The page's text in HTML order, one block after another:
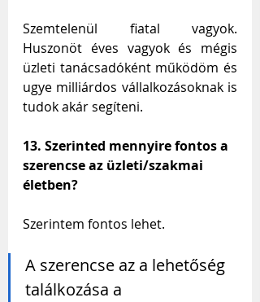
Szemtelenül fiatal vagyok.
Huszonöt éves vagyok és mégis
üzleti tanácsadóként működöm és
ugye milliárdos vállalkozásoknak is
tudok akár segíteni.
13. Szerinted mennyire fontos a
szerencse az üzleti/szakmai
életben?
Szerintem fontos lehet.
A szerencse az a lehetőség
találkozása a